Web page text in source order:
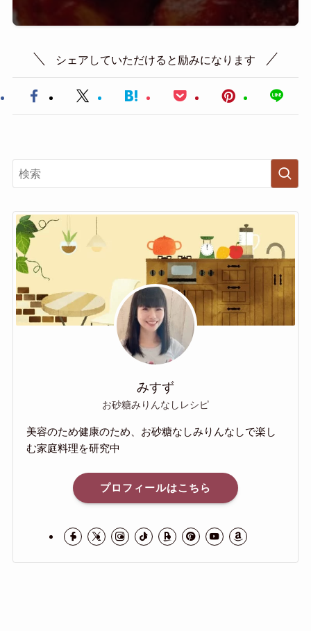
シェアしていただけると励みになります
みすず
お砂糖みりんなしレシピ
美容のため健康のため、お砂糖なしみりんなしで楽し
む家庭料理を研究中
プロフィールはこちら